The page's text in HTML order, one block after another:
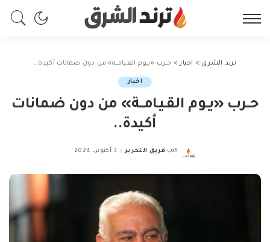
ترند الشرق > اخبار > حــرب «يــوم القـيـامـــة» من دون ضمانات أكيدة..
اخبار
حــرب «يــوم القـيـامـــة» من دون ضمانات
أكيدة..
Posted
كتب فريق التحرير 3 أكتوبر، 2024